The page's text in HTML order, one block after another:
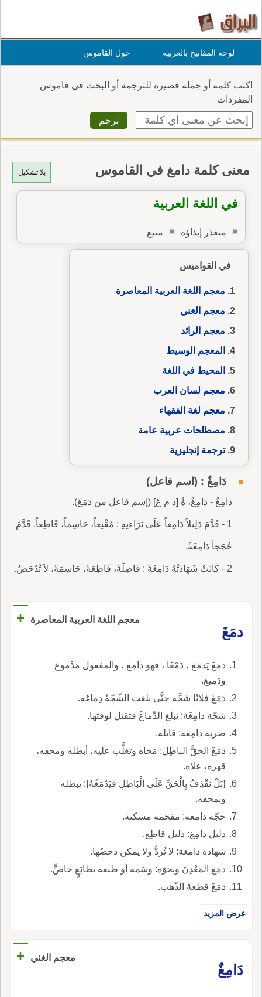
لوحة المفاتيح بالعربية حول القاموس
اكتب كلمة أو جملة قصيرة للترجمة أو البحث في قاموس
المفردات
بلا تشكيل معنى كلمة دامغ في القاموس
في اللغة العربية
متعذر إيذاؤه منيع
في القواميس
معجم اللغة العربية المعاصرة
معجم الغني
معجم الرائد
المعجم الوسيط
المحيط في اللغة
معجم لسان العرب
معجم لغة الفقهاء
مصطلحات عربية عامة
ترجمة إنجليزية
دَامِغٌ : (اسم فاعل)
دَامِغٌ - دَامِغٌ، ةٌ [د م غ] (إسم فاعل من دَمَغَ).
1 - قَدَّمَ دَلِيلاً دَامِغاً عَلَى بَرَاءتِهِ : مُقْنِعاً، حَاسِماً، قَاطِعاً. قَدَّمَ
حُجَجاً دَامِغَةً.
2 - كَانَتْ شَهَادتُهُ دَامِغَةً : فَاصِلَةً، قَاطِعَةً، حَاسِمَةً، لاَ تُدْحَضُ.
معجم اللغة العربية المعاصرة
+
دمَغَ
دمَغَ يَدمَغ ، دَمْغًا ، فهو دامِغ ، والمفعول مَدْموغ
ودَمِيغ.
دَمَغَ فلانًا شَجَّه حتَّى بلغت الشّجّةُ دِماغَه.
شجّة دامِغَة: تبلغ الدِّماغَ فتقتل لوقتها.
ضربة دامِغَة: قاتلة.
دَمَغَ الحقُّ الباطِلَ: مَحاه وتغلَّب عليه، أبطله ومحقه،
قهره، علاه.
{بَلْ نَقْذِفُ بِالْحَقِّ عَلَى الْبَاطِلِ فَيَدْمَغُهُ}: يبطله
ويمحقه.
حجّة دامغة: مفحمة مسكتة.
دليل دامِغ: دليل قاطِع.
شهادة دامغة: لا تُردُّ ولا يمكن دحضُها.
دمَغ المَعْدِنَ ونحوَه: وسَمه أو طبعه بطابَعٍ خاصٍّ.
دَمَغَ قطعةَ الذّهب.
عرض المزيد
معجم الغني
+
دَامِغٌ